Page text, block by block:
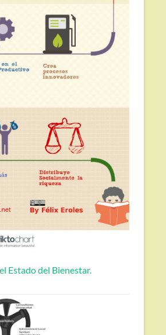
Estado del Bienestar.